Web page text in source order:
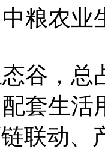
粮农业
，总
套生
联动